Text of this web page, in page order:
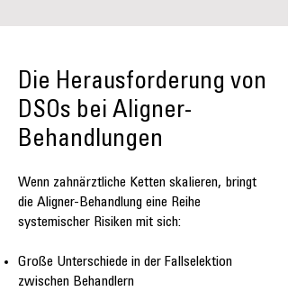
Die Herausforderung von
DSOs bei Aligner-
Behandlungen
Wenn zahnärztliche Ketten skalieren, bringt
die Aligner-Behandlung eine Reihe
systemischer Risiken mit sich:
Große Unterschiede in der Fallselektion
zwischen Behandlern